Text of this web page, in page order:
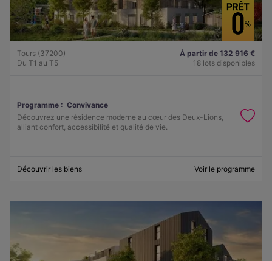
Tours (37200)
Du T1 au T5
À partir de 132 916 €
18 lots disponibles
Programme : Convivance
Découvrez une résidence moderne au cœur des Deux-Lions,
alliant confort, accessibilité et qualité de vie.
Découvrir les biens Voir le programme